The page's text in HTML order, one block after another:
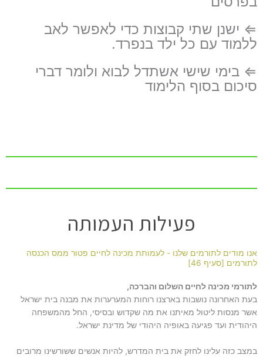
⇐ ישנן שתי קבוצות כדי לאפשר לאב
ללמוד עם כל ילד בנפרד.
⇐ בימי שישי אשתדל לבוא ולומר דברי
סיכום בסוף הלימוד
פעילות העמותה
אנו מודים לתורמים שלנו - לעמותת מכינה לחיים פטור ממס הכנסה
לתורמים [סעיף 46]
לתורמי מכינה לחיים השלום והברכה,
בעת האחרונה נושבות בארצנו רוחות המערערות את מבנה בית ישראל
אשר מנסות ליטול מאיתנו את מה שקדוש ובסיסי, החל מהמשפחה
היהודית ועד פגיעה באופיה היהודי של מדינת ישראל.
במצב כזה עלינו לחזק את בית המדרש, להיות אנשים ששורשינו מרובים